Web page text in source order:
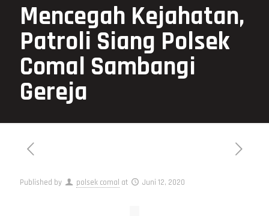
Mencegah Kejahatan,
Patroli Siang Polsek
Comal Sambangi
Gereja
Published by polsek comal at Juni 12, 2020